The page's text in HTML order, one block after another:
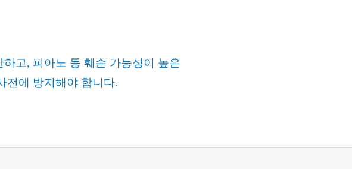
하고, 피아노 등 훼손 가능성이 높은
전에 방지해야 합니다.